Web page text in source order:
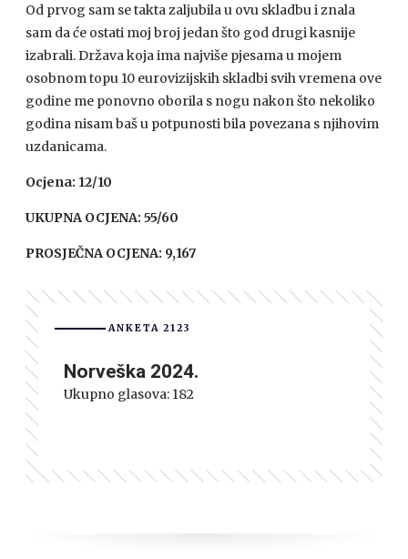
Od prvog sam se takta zaljubila u ovu skladbu i znala
sam da će ostati moj broj jedan što god drugi kasnije
izabrali. Država koja ima najviše pjesama u mojem
osobnom topu 10 eurovizijskih skladbi svih vremena ove
godine me ponovno oborila s nogu nakon što nekoliko
godina nisam baš u potpunosti bila povezana s njihovim
uzdanicama.
Ocjena: 12/10
UKUPNA OCJENA: 55/60
PROSJEČNA OCJENA: 9,167
ANKETA 2123
Norveška 2024.
Ukupno glasova: 182